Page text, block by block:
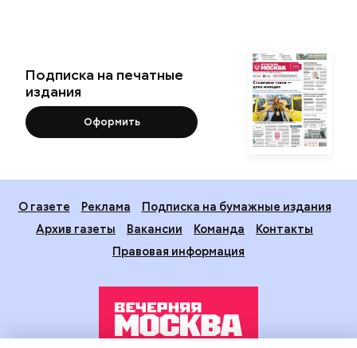
Подписка на печатные
издания
Оформить
О газете Реклама
Подписка на бумажные издания
Архив газеты
Вакансии Команда
Контакты
Правовая информация